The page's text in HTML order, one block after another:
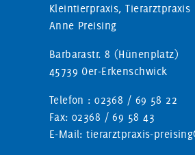
Kleintierpraxis, Tierarztpraxis
Anne Preising
Barbarastr. 8 (Hünenplatz)
45739 Oer-Erkenschwick
Telefon : 02368 / 69 58 22
Fax: 02368 / 69 58 43
E-Mail: tierarztpraxis-